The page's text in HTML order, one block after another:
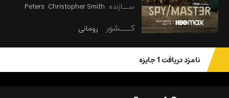
ســازنده Christopher Smith
Kirsten Peters
کـــشور رومانی
نامزد دریافت 1 جایزه